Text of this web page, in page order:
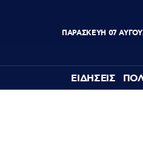
ΠΑΡΑΣΚΕΥΗ 07
ΕΙΔΗΣΕΙΣ